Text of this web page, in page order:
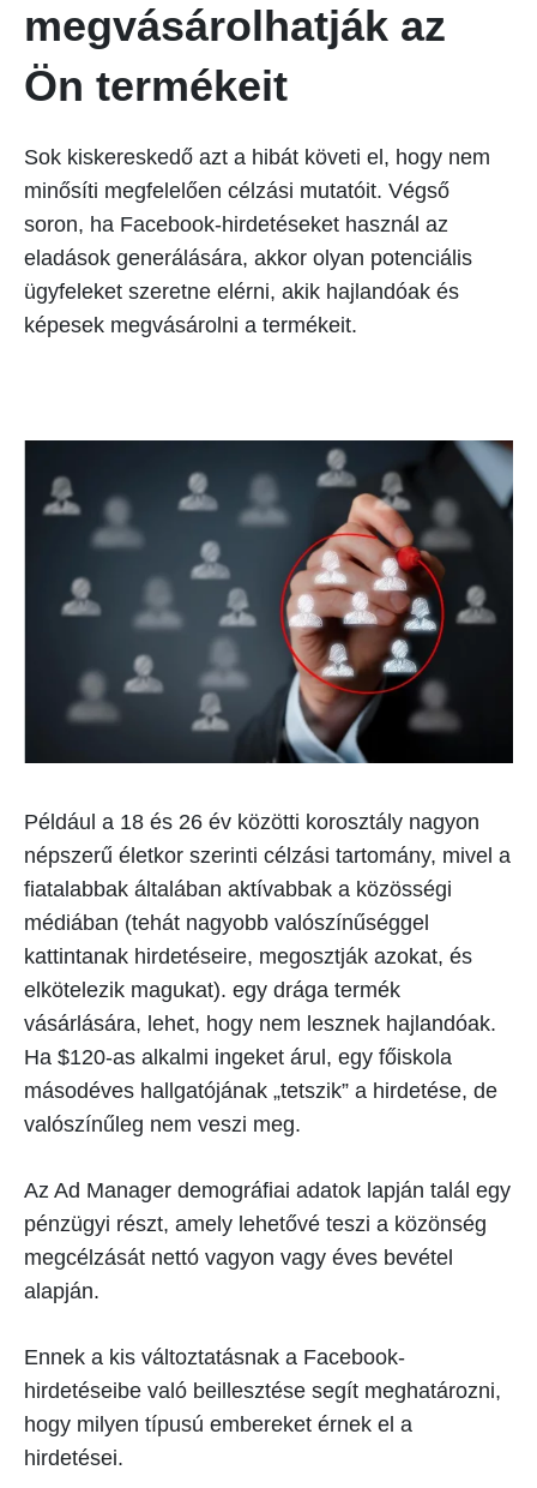
megvásárolhatják az
Ön termékeit
Sok kiskereskedő azt a hibát követi el, hogy nem
minősíti megfelelően célzási mutatóit. Végső
soron, ha Facebook-hirdetéseket használ az
eladások generálására, akkor olyan potenciális
ügyfeleket szeretne elérni, akik hajlandóak és
képesek megvásárolni a termékeit.
Például a 18 és 26 év közötti korosztály nagyon
népszerű életkor szerinti célzási tartomány, mivel a
fiatalabbak általában aktívabbak a közösségi
médiában (tehát nagyobb valószínűséggel
kattintanak hirdetéseire, megosztják azokat, és
elkötelezik magukat). egy drága termék
vásárlására, lehet, hogy nem lesznek hajlandóak.
Ha $120-as alkalmi ingeket árul, egy főiskola
másodéves hallgatójának „tetszik” a hirdetése, de
valószínűleg nem veszi meg.
Az Ad Manager demográfiai adatok lapján talál egy
pénzügyi részt, amely lehetővé teszi a közönség
megcélzását nettó vagyon vagy éves bevétel
alapján.
Ennek a kis változtatásnak a Facebook-
hirdetéseibe való beillesztése segít meghatározni,
hogy milyen típusú embereket érnek el a
hirdetései.